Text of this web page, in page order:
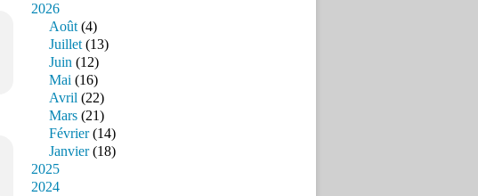
2026
Août(4)
Juillet(13)
Juin (12)
Mai (16)
Avril (22)
Mars (21)
Février(14)
Janvier(18)
2025
2024